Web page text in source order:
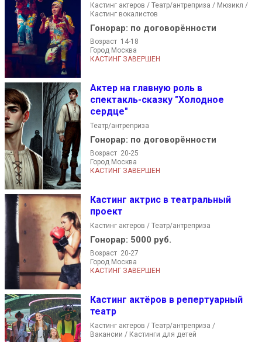
Кастинг актеров / Театр/антреприза / Мюзикл /
Кастинг вокалистов
Гонорар: по договорённости
Возраст 14-18
Город Москва
КАСТИНГ ЗАВЕРШЕН
Актер на главную роль в
спектакль-сказку "Холодное
сердце"
Театр/антреприза
Гонорар: по договорённости
Возраст 20-25
Город Москва
КАСТИНГ ЗАВЕРШЕН
Кастинг актрис в театральный
проект
Кастинг актеров / Театр/антреприза
Гонорар: 5000 руб.
Возраст 20-27
Город Москва
КАСТИНГ ЗАВЕРШЕН
Кастинг актёров в репертуарный
театр
Кастинг актеров / Театр/антреприза /
Вакансии / Кастинги для детей